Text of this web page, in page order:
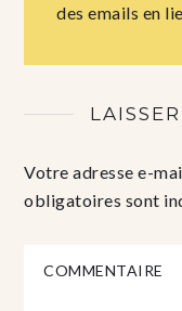
des emails en
Votre adresse e-
obligatoires sont